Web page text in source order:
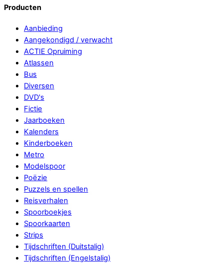
Producten
Aanbieding
Aangekondigd / verwacht
ACTIE Opruiming
Atlassen
Bus
Diversen
DVD's
Fictie
Jaarboeken
Kalenders
Kinderboeken
Metro
Modelspoor
Poëzie
Puzzels en spellen
Reisverhalen
Spoorboekjes
Spoorkaarten
Strips
Tijdschriften (Duitstalig)
Tijdschriften (Engelstalig)